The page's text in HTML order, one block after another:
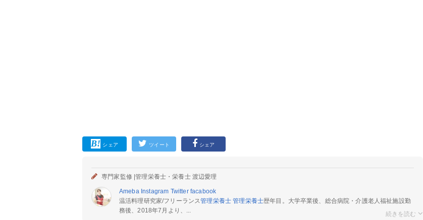
シェア ツイート シェア
専門家監修 |管理栄養士・栄養士 渡辺愛理
Ameba Instagram Twitter facabook
温活料理研究家/フリーランス管理栄養士 管理栄養士歴年目。大学卒業後、総合病院・介護老人福祉施設勤
務後、2018年7月より、...